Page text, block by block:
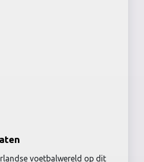
voetbalwereld op dit